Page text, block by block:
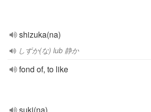
shizuka(na)
しずか(な) lub 静か
fond of, to like